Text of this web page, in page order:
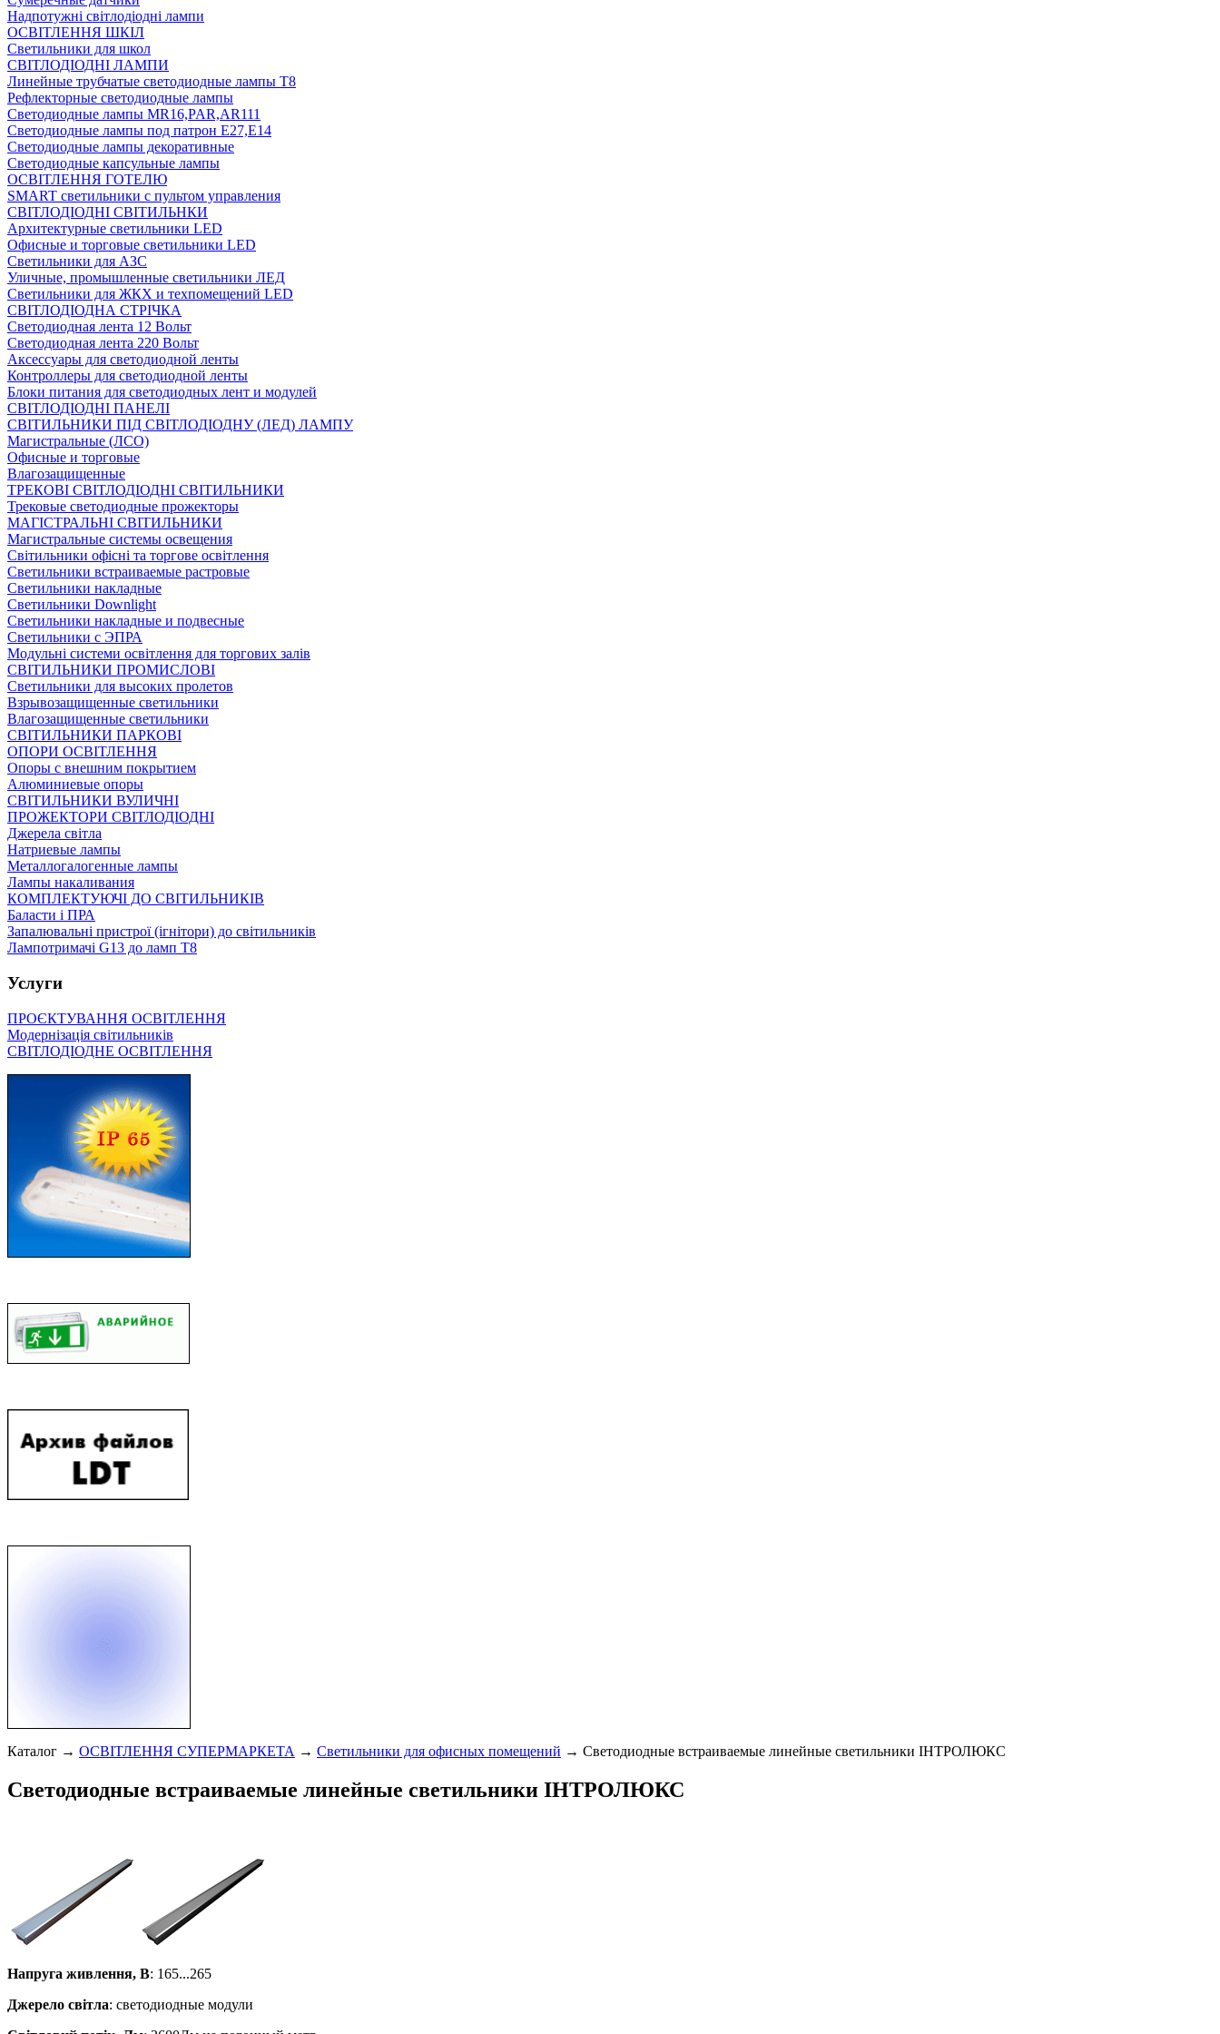
Надпотужні світлодіодні лампи
ОСВІТЛЕННЯ ШКІЛ
Светильники для школ
СВІТЛОДІОДНІ ЛАМПИ
Линейные трубчатые светодиодные лампы Т8
Рефлекторные светодиодные лампы
Светодиодные лампы MR16,PAR,AR111
Светодиодные лампы под патрон Е27,Е14
Светодиодные лампы декоративные
Светодиодные капсульные лампы
ОСВІТЛЕННЯ ГОТЕЛЮ
SMART светильники с пультом управления
СВІТЛОДІОДНІ СВІТИЛЬНКИ
Архитектурные светильники LED
Офисные и торговые светильники LED
Светильники для АЗС
Уличные, промышленные светильники ЛЕД
Светильники для ЖКХ и техпомещений LED
СВІТЛОДІОДНА СТРІЧКА
Светодиодная лента 12 Вольт
Светодиодная лента 220 Вольт
Аксессуары для светодиодной ленты
Контроллеры для светодиодной ленты
Блоки питания для светодиодных лент и модулей
СВІТЛОДІОДНІ ПАНЕЛІ
СВІТИЛЬНИКИ ПІД СВІТЛОДІОДНУ (ЛЕД) ЛАМПУ
Магистральные (ЛСО)
Офисные и торговые
Влагозащищенные
ТРЕКОВІ СВІТЛОДІОДНІ СВІТИЛЬНИКИ
Трековые светодиодные прожекторы
МАГІСТРАЛЬНІ СВІТИЛЬНИКИ
Магистральные системы освещения
Світильники офісні та торгове освітлення
Светильники встраиваемые растровые
Светильники накладные
Светильники Downlight
Светильники накладные и подвесные
Светильники с ЭПРА
Модульні системи освітлення для торгових залів
СВІТИЛЬНИКИ ПРОМИСЛОВІ
Светильники для высоких пролетов
Взрывозащищенные светильники
Влагозащищенные светильники
СВІТИЛЬНИКИ ПАРКОВІ
ОПОРИ ОСВІТЛЕННЯ
Опоры с внешним покрытием
Алюминиевые опоры
СВІТИЛЬНИКИ ВУЛИЧНІ
ПРОЖЕКТОРИ СВІТЛОДІОДНІ
Джерела світла
Натриевые лампы
Металлогалогенные лампы
Лампы накаливания
КОМПЛЕКТУЮЧІ ДО СВІТИЛЬНИКІВ
Баласти і ПРА
Запалювальні пристрої (ігнітори) до світильників
Лампотримачі G13 до ламп Т8
Услуги
ПРОЄКТУВАННЯ ОСВІТЛЕННЯ
Модернізація світильників
СВІТЛОДІОДНЕ ОСВІТЛЕННЯ
Каталог → ОСВІТЛЕННЯ СУПЕРМАРКЕТА → Светильники для офисных помещений → Светодиодные встраиваемые линейные светильники ІНТРОЛЮКС
Светодиодные встраиваемые линейные светильники ІНТРОЛЮКС
Напруга живлення, В: 165...265
Джерело світла: светодиодные модули